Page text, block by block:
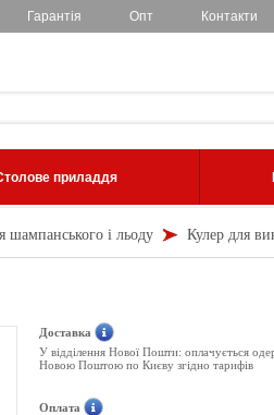
Гарантія Опт Контакти
приладдя
шампанського і льоду Кулер для
Доставка
У відділення Нової Пошти: оплачується
Новою Поштою по Києву згідно тарифів
Оплата